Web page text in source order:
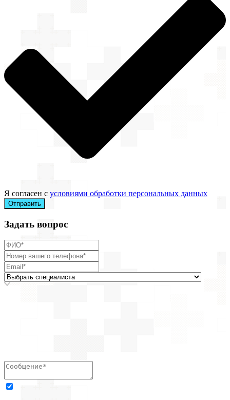
Я согласен с условиями обработки персональных данных
Отправить
Задать вопрос